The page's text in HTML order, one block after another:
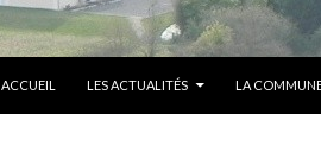
ACCUEIL
LES ACTUALITÉS LA